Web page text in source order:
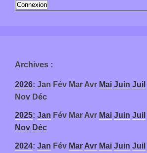
Connexion
Archives :
2026: Jan Fév Mar Avr Mai Juin Juil
Nov Déc
2025: Jan Fév Mar Avr Mai Juin Juil
Nov Déc
2024: Jan Fév Mar Avr Mai Juin Juil